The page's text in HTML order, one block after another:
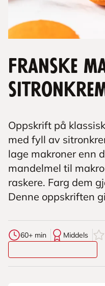
Franske
Oppskrift på
med fyll av
lage makroner enn
mandelmel til
raskere. Farg dem
Denne oppskriften
60+ min Middels 0